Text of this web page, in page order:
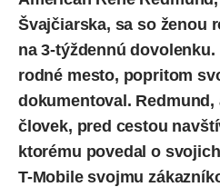
Švajčiarska, sa so ženou
na 3-týždennú
rodné mesto, popritom
dokumentoval.
človek, pred cestou
ktorému povedal o
T-Mobile svojmu